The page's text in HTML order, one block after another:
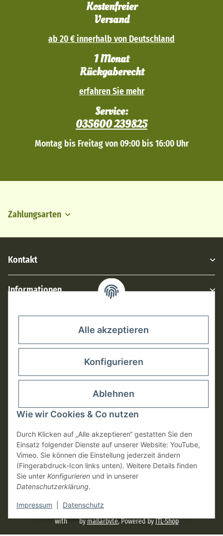
Alle akzeptieren
Konfigurieren
Ablehnen
Wie wir Cookies & Co nutzen
Durch Klicken auf „Alle akzeptieren“ gestatten Sie den
Einsatz folgender Dienste auf unserer Website: YouTube,
Vimeo. Sie können die Einstellung jederzeit ändern
(Fingerabdruck-Icon links unten). Weitere Details finden
Sie unter Konfigurieren und in unserer
Datenschutzerklärung.
Impressum Datenschutz
Kostenfreier
Versand
ab 20 € innerhalb von Deutschland
1 Monat
Rückgaberecht
erfahren Sie mehr
Service:
035600 239825
Montag bis Freitag von 09:00 bis 16:00 Uhr
Zahlungsarten
Kontakt
Informationen
Rechtliches
Vertrag widerrufen
* Alle Preise inkl. gesetzlicher USt., zzgl.
with bymaßarbyte, Powered byJTL-Shop